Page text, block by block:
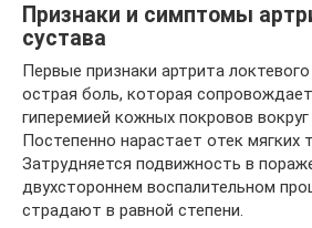
Признаки и симптомы
сустава
Первые признаки артрита
острая боль, которая
гиперемией кожных покровов
Постепенно нарастает отек мягких
Затрудняется подвижность в
двухстороннем воспалительном
страдают в равной степени.